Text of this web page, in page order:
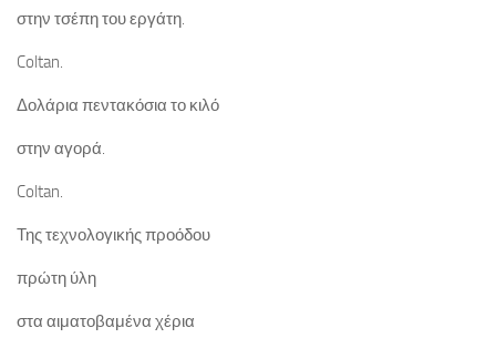
στην τσέπη του εργάτη.
Coltan.
Δολάρια πεντακόσια το κιλό
στην αγορά.
Coltan.
Της τεχνολογικής προόδου
πρώτη ύλη
στα αιματοβαμένα χέρια